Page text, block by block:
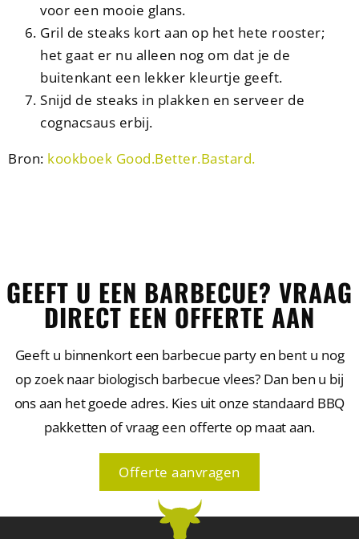
voor een mooie glans.
Gril de steaks kort aan op het hete rooster;
het gaat er nu alleen nog om dat je de
buitenkant een lekker kleurtje geeft.
Snijd de steaks in plakken en serveer de
cognacsaus erbij.
Bron: kookboek Good.Better.Bastard.
GEEFT U EEN BARBECUE? VRAAG
DIRECT EEN OFFERTE AAN
Geeft u binnenkort een barbecue party en bent u nog
op zoek naar biologisch barbecue vlees? Dan ben u bij
ons aan het goede adres. Kies uit onze standaard BBQ
pakketten of vraag een offerte op maat aan.
Offerte aanvragen